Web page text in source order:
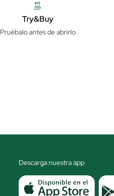
Try&Buy
Pruébalo antes de abrirlo
Descarga nuestra app